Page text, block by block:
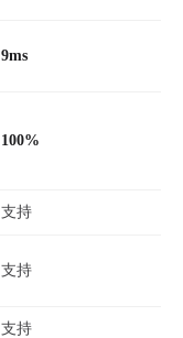
9ms
100%
支持
支持
支持